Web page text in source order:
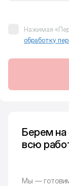
Нажимая
обработку
Берем на
всю
Мы —